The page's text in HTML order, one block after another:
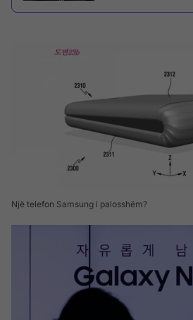
Një telefon Samsung i palosshëm?